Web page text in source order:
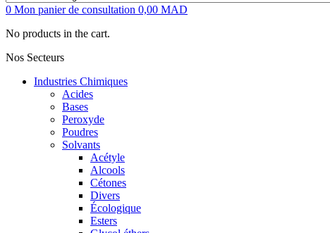
0 Mon panier de consultation 0,00 MAD
No products in the cart.
Nos Secteurs
Industries Chimiques
Acides
Bases
Peroxyde
Poudres
Solvants
Acétyle
Alcools
Cétones
Divers
Écologique
Esters